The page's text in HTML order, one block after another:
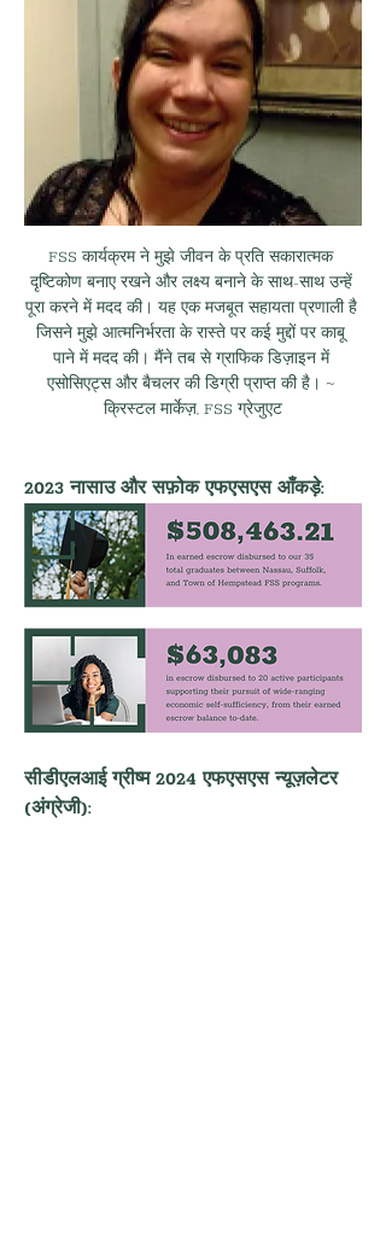
FSS कार्यक्रम ने मुझे जीवन के प्रति सकारात्मक
दृष्टिकोण बनाए रखने और लक्ष्य बनाने के साथ-साथ उन्हें
पूरा करने में मदद की। यह एक मजबूत सहायता प्रणाली है
जिसने मुझे आत्मनिर्भरता के रास्ते पर कई मुद्दों पर काबू
पाने में मदद की। मैंने तब से ग्राफिक डिज़ाइन में
एसोसिएट्स और बैचलर की डिग्री प्राप्त की है। ~
क्रिस्टल मार्केज़, FSS ग्रेजुएट
2023 नासाउ और सफ़ोक एफएसएस आँकड़े:
सीडीएलआई ग्रीष्म 2024 एफएसएस न्यूज़लेटर
(अंग्रेजी):